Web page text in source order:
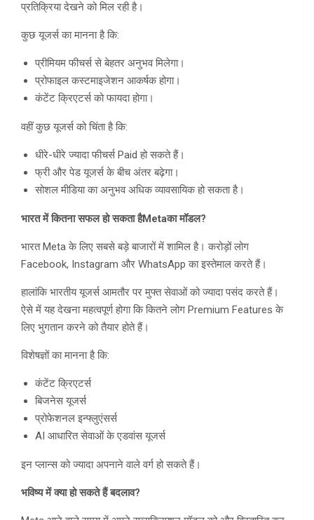
प्रतिक्रिया देखने को मिल रही है।
कुछ यूजर्स का मानना है कि:
प्रीमियम फीचर्स से बेहतर अनुभव मिलेगा।
प्रोफाइल कस्टमाइजेशन आकर्षक होगा।
कंटेंट क्रिएटर्स को फायदा होगा।
वहीं कुछ यूजर्स को चिंता है कि:
धीरे-धीरे ज्यादा फीचर्स Paid हो सकते हैं।
फ्री और पेड यूजर्स के बीच अंतर बढ़ेगा।
सोशल मीडिया का अनुभव अधिक व्यावसायिक हो सकता है।
भारत में कितना सफल हो सकता हैMetaका मॉडल?
भारत Meta के लिए सबसे बड़े बाजारों में शामिल है। करोड़ों लोग
Facebook, Instagram और WhatsApp का इस्तेमाल करते हैं।
हालांकि भारतीय यूजर्स आमतौर पर मुफ्त सेवाओं को ज्यादा पसंद करते हैं।
ऐसे में यह देखना महत्वपूर्ण होगा कि कितने लोग Premium Features के
लिए भुगतान करने को तैयार होते हैं।
विशेषज्ञों का मानना है कि:
कंटेंट क्रिएटर्स
बिजनेस यूजर्स
प्रोफेशनल इन्फ्लुएंसर्स
AI आधारित सेवाओं के एडवांस यूजर्स
इन प्लान्स को ज्यादा अपनाने वाले वर्ग हो सकते हैं।
भविष्य में क्या हो सकते हैं बदलाव?